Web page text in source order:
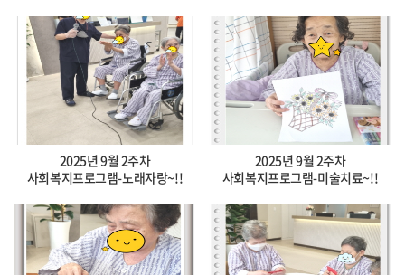
2025년 9월 2주차
사회복지프로그램-노래자랑~!!
2025년 9월 2주차
사회복지프로그램-미술치료~!!